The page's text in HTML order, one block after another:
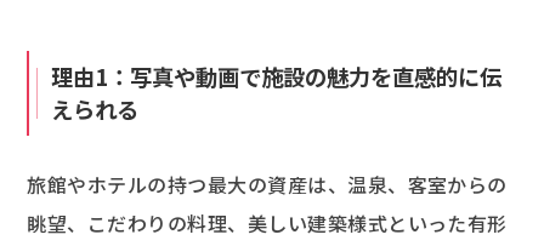
理由1：写真や動画で施設の魅力を直感的に伝
えられる
旅館やホテルの持つ最大の資産は、温泉、客室からの
眺望、こだわりの料理、美しい建築様式といった有形